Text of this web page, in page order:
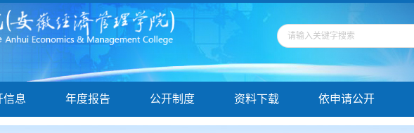
信息 年度报告 公开制度 资料下载 依申请公开